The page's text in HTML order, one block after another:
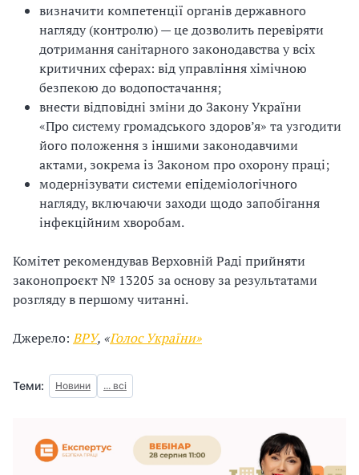
визначити компетенції органів державного
нагляду (контролю) — це дозволить перевіряти
дотримання санітарного законодавства у всіх
критичних сферах: від управління хімічною
безпекою до водопостачання;
внести відповідні зміни до Закону України
«Про систему громадського здоров’я» та узгодити
його положення з іншими законодавчими
актами, зокрема із Законом про охорону праці;
модернізувати системи епідеміологічного
нагляду, включаючи заходи щодо запобігання
інфекційним хворобам.
Комітет рекомендував Верховній Раді прийняти
законопроєкт № 13205 за основу за результатами
розгляду в першому читанні.
Джерело: ВРУ, «Голос України»
Теми: Новини ... всі